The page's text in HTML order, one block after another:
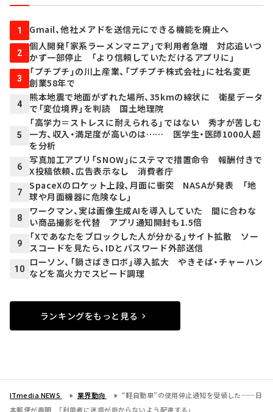
1 Gmail、他社メアドを送信元にできる機能を廃止へ
2
個人開発「家系ラーメンマニア」で利用者急増 対応追いつ
かず一部停止 「より信頼していただけるアプリに」
3
「プチプチ」の川上産業、「プチプチ株式会社」に社名変更
創業58年で
4
熊本地震で地面がずれた場所、35kmの線状に 衛星データ
で「変位境界」を判読 国土地理院
5
「高学力＝ストレスに耐えられる」ではない 秀才が苦しむ
一方、収入・満足度が高いのは…… 医学生・医師1000人超
を分析
6
写真加工アプリ「SNOW」にステマで措置命令 報酬付きで
X投稿依頼、広告表示なし 消費者庁
7
SpaceXのロケット上段、月面に衝突 NASAが発表 「地
球や月面機器に危険なし」
8
ワークマン、実は画像生成AIを導入していた 間に合わな
い商品撮影を代替 アプリ通知開封も1.5倍
9
「Xであなたをブロックした人が分かる」サイト拡散 ソー
スコードを見たら、IDとパスワード外部送信
10
ローソン、「鍋さばきロボ」導入拡大 やきそば・チャーハン
などを高火力でスピード調理
ランキングをもっと見る
ITmedia NEWS 業界動向
“軽自動車”の使用停止通知を受領した──日
本郵便が声明 「利用者に迷惑が掛からないよう配達する」